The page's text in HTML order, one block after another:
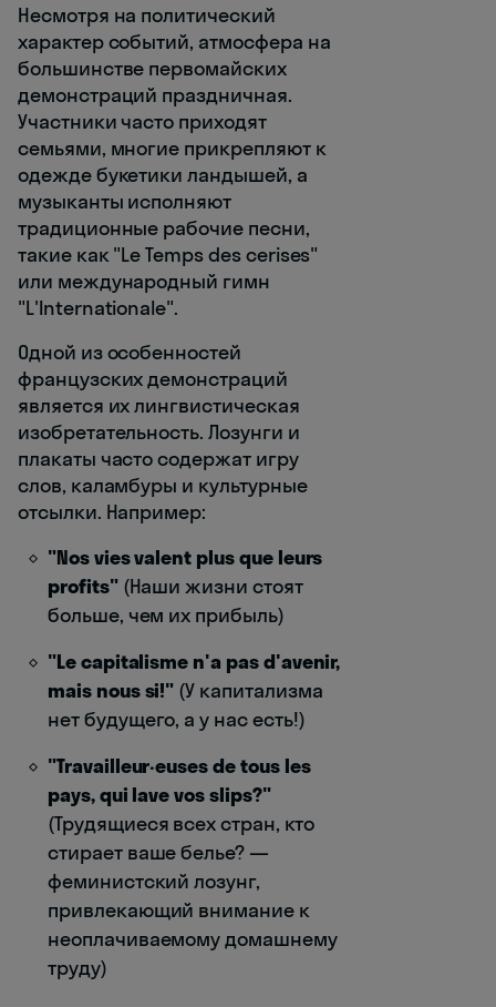
Несмотря на политический
характер событий, атмосфера на
большинстве первомайских
демонстраций праздничная.
Участники часто приходят
семьями, многие прикрепляют к
одежде букетики ландышей, а
музыканты исполняют
традиционные рабочие песни,
такие как "Le Temps des cerises"
или международный гимн
"L'Internationale".
Одной из особенностей
французских демонстраций
является их лингвистическая
изобретательность. Лозунги и
плакаты часто содержат игру
слов, каламбуры и культурные
отсылки. Например:
"Nos vies valent plus que leurs
profits"(Наши жизни стоят
больше, чем их прибыль)
"Le capitalisme n'a pas d'avenir,
mais nous si!" (У капитализма
нет будущего, а у нас есть!)
"Travailleur·euses de tous les
pays, qui lave vos slips?"
(Трудящиеся всех стран, кто
стирает ваше белье? —
феминистский лозунг,
привлекающий внимание к
неоплачиваемому домашнему
труду)